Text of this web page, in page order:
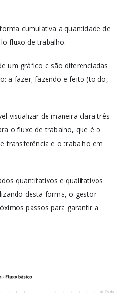
cumulativa a quantidade de
fluxo de trabalho.
um gráfico e são diferenciadas
a fazer, fazendo e feito (to do,
visualizar de maneira clara três
o fluxo de trabalho, que é o
transferência e o trabalho em
quantitativos e qualitativos
desta forma, o gestor
passos para garantir a